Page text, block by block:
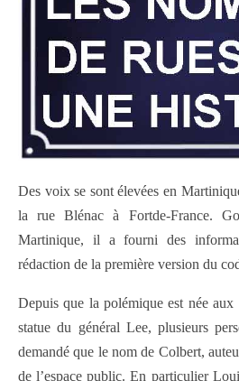
Des voix se sont élevées en
la rue Blénac à Fortde-France.
Martinique, il a fourni des
rédaction de la première version du
Depuis que la polémique est née
statue du général Lee, plusieurs
demandé que le nom de Colbert,
de l’espace public. En particulier